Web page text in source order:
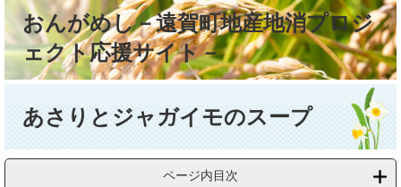
へ
おんがめし－遠賀町地産地消プロジ
ェクト応援サイト－
あさりとジャガイモのスープ
ページ内目次